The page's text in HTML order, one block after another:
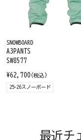
SNOWBOARD
A3PANTS
SW8577
¥62,700 (税込)
25-26スノーボード
最近チ